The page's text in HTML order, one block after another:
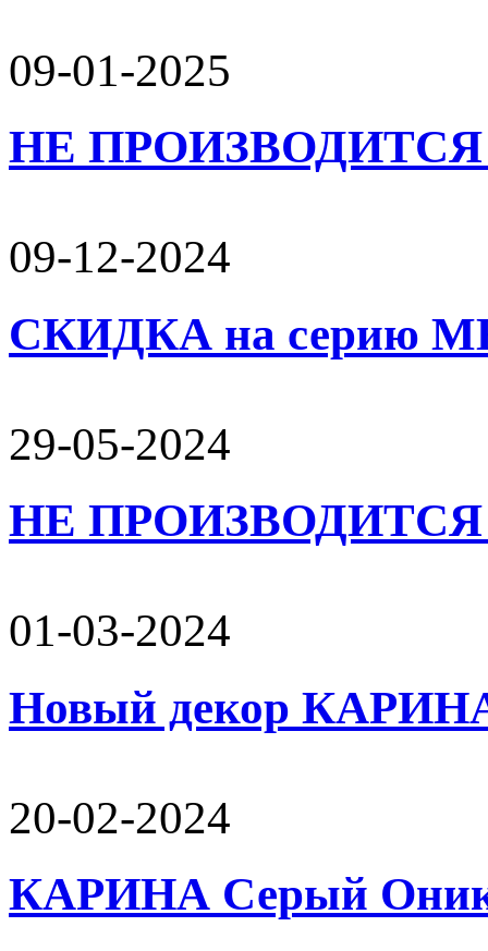
09-01-2025
НЕ
09-12-2024
СКИДКА на серию
29-05-2024
НЕ
01-03-2024
Новый декор
20-02-2024
КАРИНА Серый Оникс